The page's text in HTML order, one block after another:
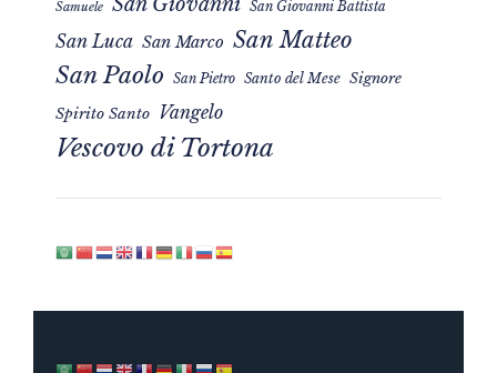
Samuele San Giovanni Battista
San Luca San Marco San Matteo
San Paolo San Pietro Santo del Mese Signore
Spirito Santo Vangelo
Vescovo di Tortona